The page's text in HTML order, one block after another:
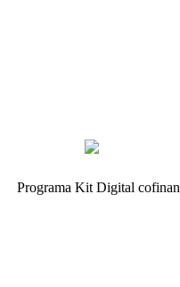
Programa Kit Digital